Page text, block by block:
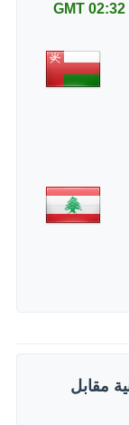
02:32 GMT
مقابل